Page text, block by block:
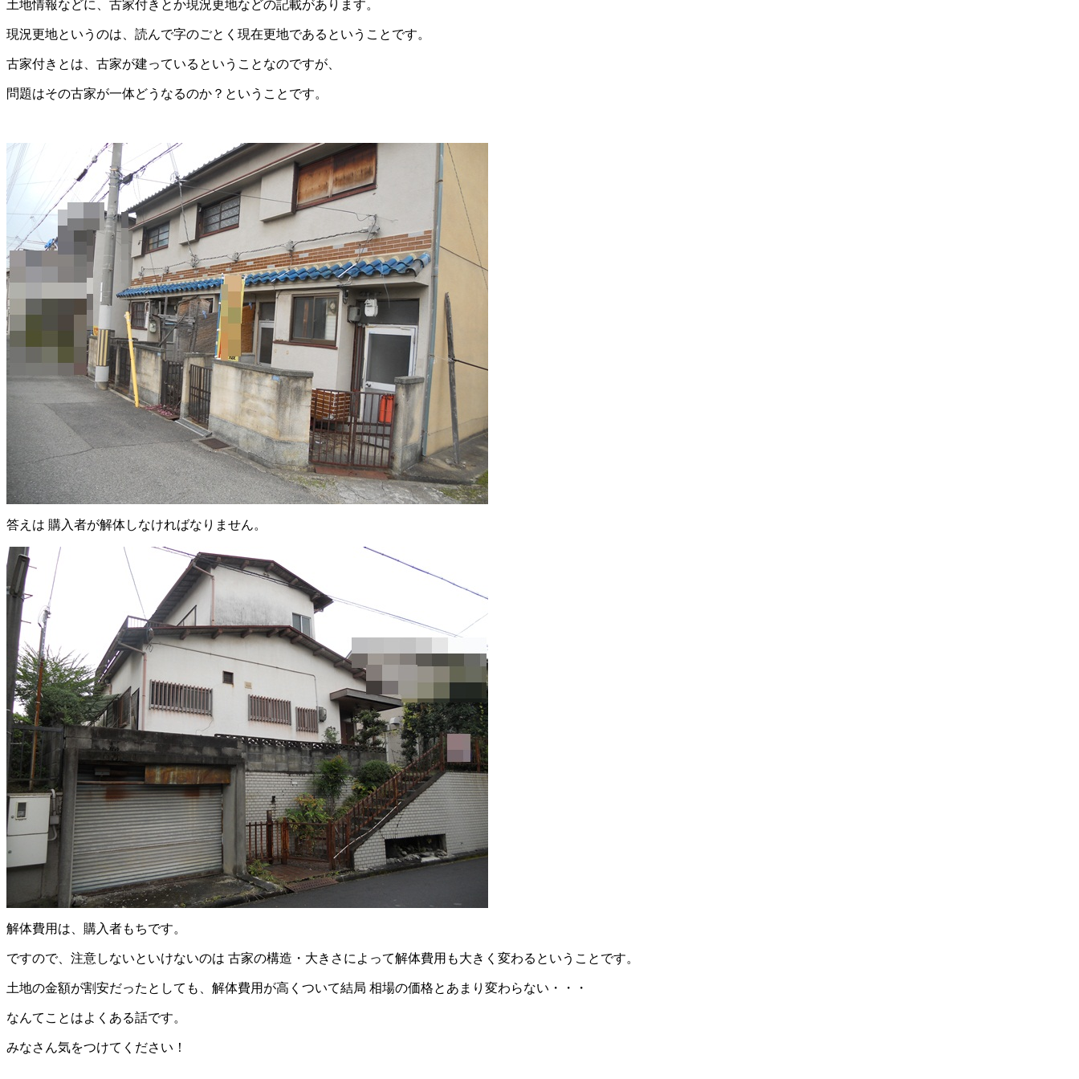
土地情報などに、古家付きとか現況更地などの記載があります。
現況更地というのは、読んで字のごとく現在更地であるということです。
古家付きとは、古家が建っているということなのですが、
問題はその古家が一体どうなるのか？ということです。
答えは 購入者が解体しなければなりません。
解体費用は、購入者もちです。
ですので、注意しないといけないのは 古家の構造・大きさによって解体費用も大きく変わるということです。
土地の金額が割安だったとしても、解体費用が高くついて結局 相場の価格とあまり変わらない・・・
なんてことはよくある話です。
みなさん気をつけてください！